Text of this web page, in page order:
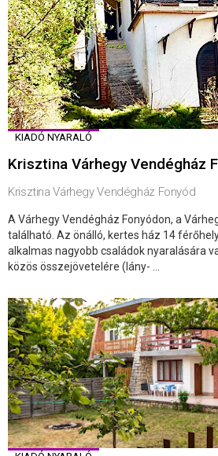
KIADÓ NYARALÓ
Krisztina Várhegy Vendégház
Krisztina Várhegy Vendégház Fonyód
A Várhegy Vendégház Fonyódon, a
található. Az önálló, kertes ház 14
alkalmas nagyobb családok nyaralására
közös összejövetelére (lány- ...